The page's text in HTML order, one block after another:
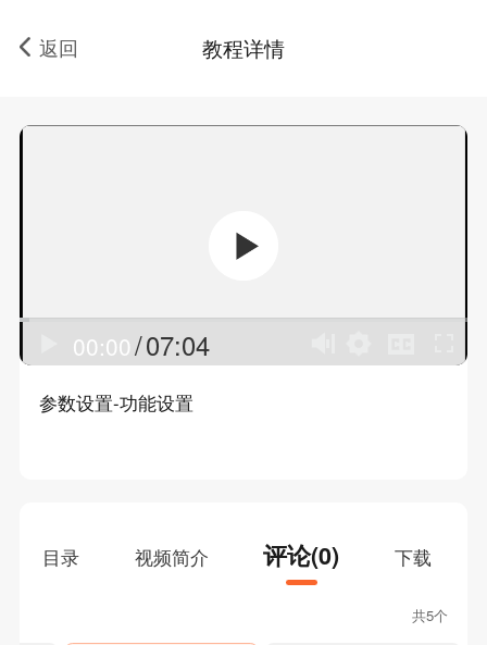
返回 教程详情
00:00/07:04
参数设置-功能设置
目录 视频简介 评论(0) 下载
共5个